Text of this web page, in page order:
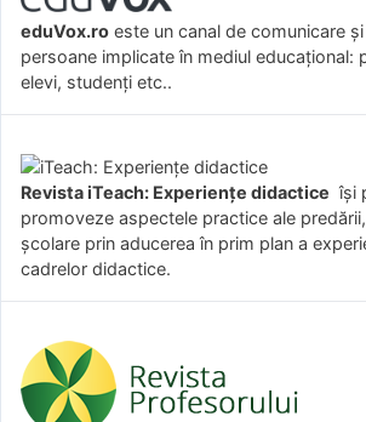
eduVox.ro este un canal de comunicare
persoane implicate în mediul educațional:
elevi, studenți etc..
Revista iTeach: Experienţe didactice îşi
promoveze aspectele practice ale
şcolare prin aducerea în prim plan a
cadrelor didactice.